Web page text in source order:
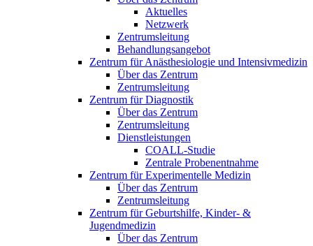
Aktuelles
Netzwerk
Zentrumsleitung
Behandlungsangebot
Zentrum für Anästhesiologie und Intensivmedizin
Über das Zentrum
Zentrumsleitung
Zentrum für Diagnostik
Über das Zentrum
Zentrumsleitung
Dienstleistungen
COALL-Studie
Zentrale Probenentnahme
Zentrum für Experimentelle Medizin
Über das Zentrum
Zentrumsleitung
Zentrum für Geburtshilfe, Kinder- &
Jugendmedizin
Über das Zentrum